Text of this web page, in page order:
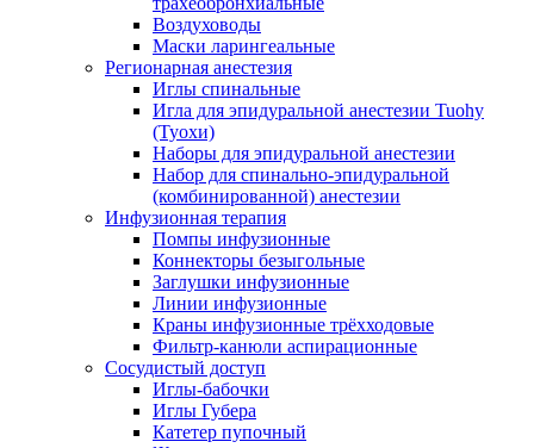
Воздуховоды
Маски ларингеальные
Регионарная анестезия
Иглы спинальные
Игла для эпидуральной анестезии Tuohy
(Туохи)
Наборы для эпидуральной анестезии
Набор для спинально-эпидуральной
(комбинированной) анестезии
Инфузионная терапия
Помпы инфузионные
Коннекторы безыгольные
Заглушки инфузионные
Линии инфузионные
Краны инфузионные трёхходовые
Фильтр-канюли аспирационные
Сосудистый доступ
Иглы-бабочки
Иглы Губера
Катетер пупочный